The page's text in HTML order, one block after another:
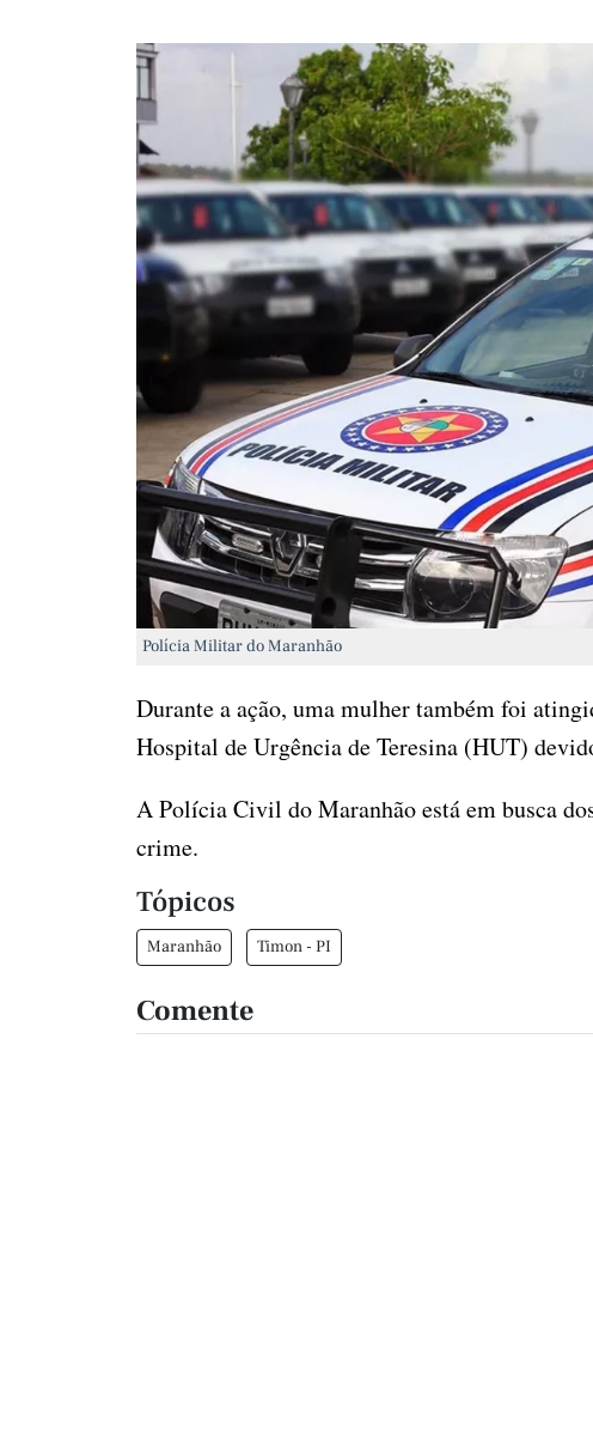
Polícia Militar do Maranhão
Durante a ação, uma mulher também foi
Hospital de Urgência de Teresina (HUT)
A Polícia Civil do Maranhão está em busca
crime.
Tópicos
Maranhão Timon - PI
Comente